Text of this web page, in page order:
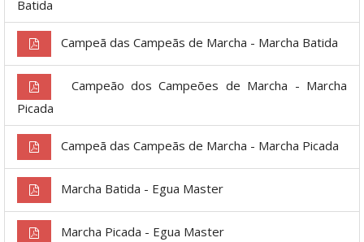
Batida
Campeã das Campeãs de Marcha - Marcha Batida
Campeão dos Campeões de Marcha - Marcha
Picada
Campeã das Campeãs de Marcha - Marcha Picada
Marcha Batida - Egua Master
Marcha Picada - Egua Master